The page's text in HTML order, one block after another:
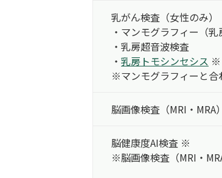
乳がん検査（女性のみ）
・マンモグラフィー （
・乳房超音波検査
・ 乳房トモシンセシス ※
※マンモグラフィーと合
脳画像検査 （MRI・MRA）
脳健康度AI検査 ※
※脳画像検査（MRI・